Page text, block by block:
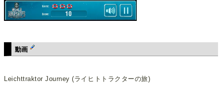
動画
Leichttraktor Journey (ライヒトトラクターの旅)